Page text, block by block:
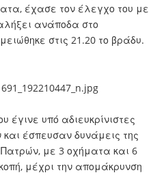
έχασε τον έλεγχο του με
ανάποδα στο
στις 21.20 το βράδυ.
έγινε υπό αδιευκρίνιστες
έσπευσαν δυνάμεις της
με 3 οχήματα και 6
μέχρι την απομάκρυνση